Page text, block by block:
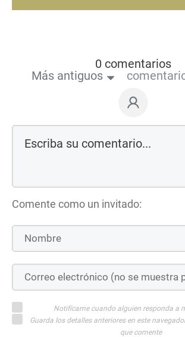
0 comentarios
Más antiguos
Comente como un invitado:
Notifícame cuando alguien responda a
Guarda los detalles anteriores en este
que comente